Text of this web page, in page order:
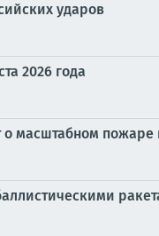
ударов
2026 года
масштабном пожаре